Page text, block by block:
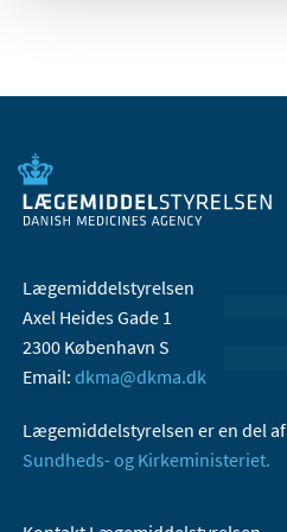
Lægemiddelstyrelsen
Axel Heides Gade 1
2300 København S
Email: dkma@dkma.dk
Lægemiddelstyrelsen er en del af
Sundheds- og Kirkeministeriet.